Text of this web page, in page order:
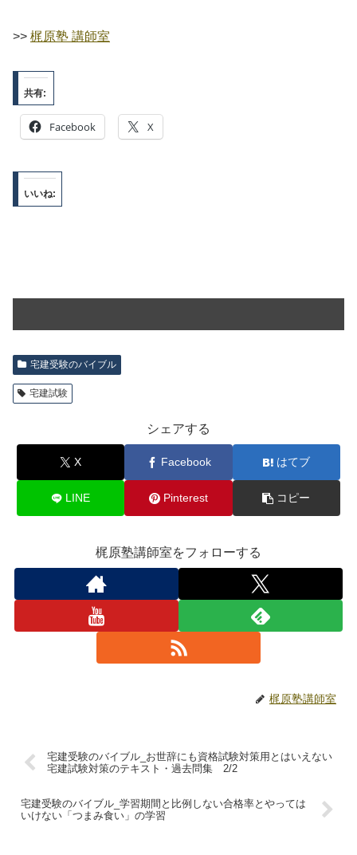
>> 梶原塾 講師室
共有:
Facebook X
いいね:
宅建受験のバイブル
宅建試験
シェアする
X Facebook はてブ
LINE Pinterest コピー
梶原塾講師室をフォローする
梶原塾講師室
宅建受験のバイブル_お世辞にも資格試験対策用とはいえない
宅建試験対策のテキスト・過去問集 2/2
宅建受験のバイブル_学習期間と比例しない合格率とやっては
いけない「つまみ食い」の学習